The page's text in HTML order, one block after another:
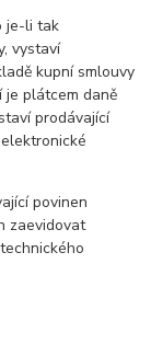
je-li tak
vystaví
kupní smlouvy
je plátcem daně
prodávající
povinen
zaevidovat